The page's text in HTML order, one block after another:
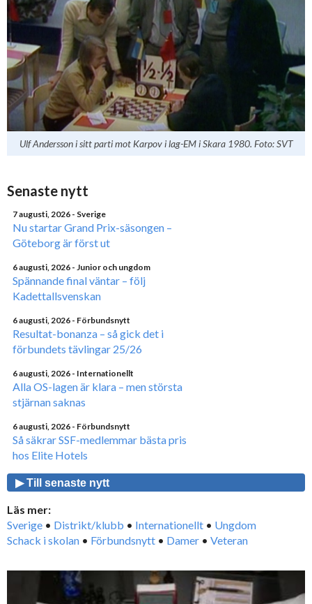
Ulf Andersson i sitt parti mot Karpov i lag-EM i Skara 1980. Foto: SVT
Senaste nytt
7 augusti, 2026 - Sverige
Nu startar Grand Prix-säsongen –
Göteborg är först ut
6 augusti, 2026 - Junior och ungdom
Spännande final väntar – följ
Kadettallsvenskan
6 augusti, 2026 - Förbundsnytt
Resultat-bonanza – så gick det i
förbundets tävlingar 25/26
6 augusti, 2026 - Internationellt
Alla OS-lagen är klara – men största
stjärnan saknas
6 augusti, 2026 - Förbundsnytt
Så säkrar SSF-medlemmar bästa pris
hos Elite Hotels
▶ Till senaste nytt
Läs mer:
Sverige • Distrikt/klubb • Internationellt • Ungdom
Schack i skolan • Förbundsnytt • Damer • Veteran